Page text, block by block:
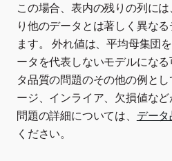
この場合、表内の残りの列に
り他のデータとは著しく異な
ます。 外れ値は、平均母集団
ータを代表しないモデルにな
タ品質の問題のその他の例と
ージ、インライア、欠損値な
問題の詳細については、 デー
ください。